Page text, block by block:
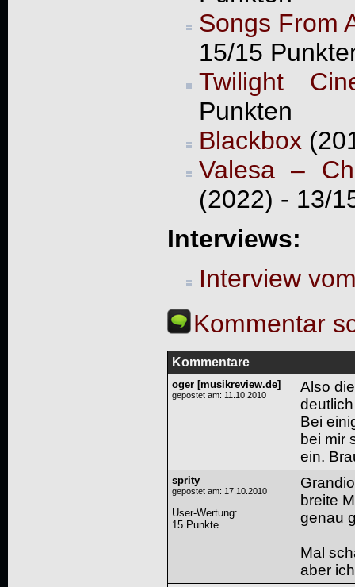
Songs From
15/15
Twilight
Punkten
Blackbox
Valesa –
(2022) - 13/
Interviews:
Interview
Kommentar
Kommentare
oger [musikreview.de]
gepostet am: 11.10.2010
Also
Bei
bei mir
ein.
sprity
gepostet am: 17.10.2010
User-Wertung:
15 Punkte
breite
genau
Mal
aber